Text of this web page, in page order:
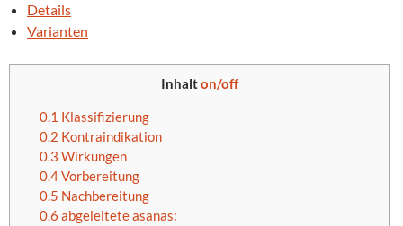
Details
Varianten
Inhalton/off
0.1 Klassifizierung
0.2 Kontraindikation
0.3 Wirkungen
0.4Vorbereitung
0.5 Nachbereitung
0.6 abgeleitete asanas: